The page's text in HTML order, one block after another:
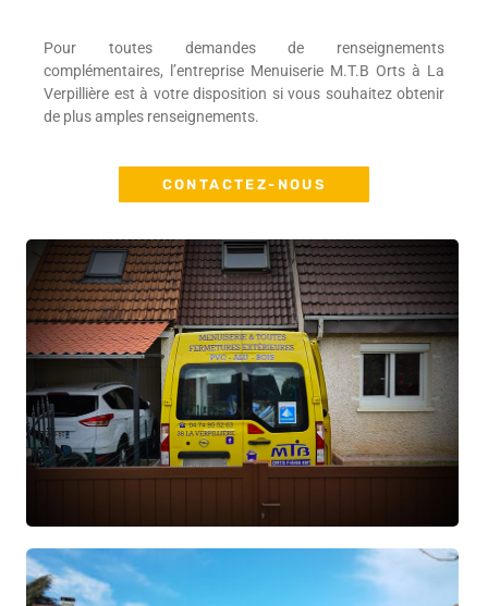
Pour toutes demandes de renseignements
complémentaires, l’entreprise Menuiserie M.T.B Orts à La
Verpillière est à votre disposition si vous souhaitez obtenir
de plus amples renseignements.
CONTACTEZ-NOUS